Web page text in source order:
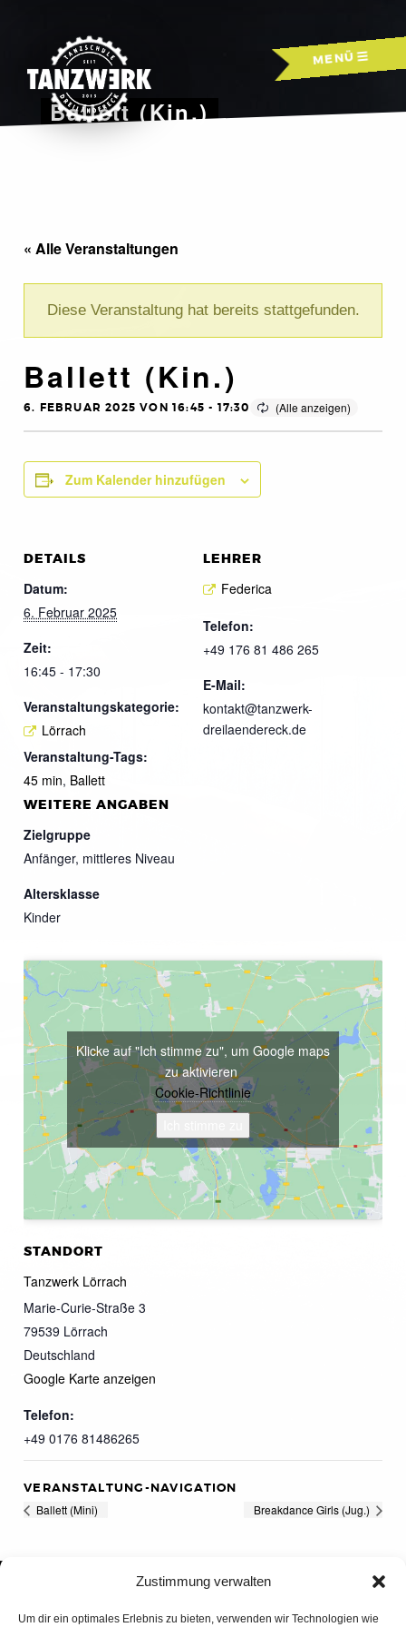
Zustimmung verwalten
Um dir ein optimales Erlebnis zu bieten, verwenden wir Technologien wie
MENÜ
Ballett (Kin.)
« Alle Veranstaltungen
Diese Veranstaltung hat bereits stattgefunden.
Ballett (Kin.)
6. FEBRUAR 2025 VON 16:45 - 17:30
Zum Kalender hinzufügen
DETAILS
Datum:
6. Februar 2025
Zeit:
16:45 - 17:30
Veranstaltungskategorie:
Lörrach
Veranstaltung-Tags:
45 min, Ballett
LEHRER
Federica
Telefon:
+49 176 81 486 265
E-Mail:
kontakt@tanzwerk-
dreilaendereck.de
WEITERE ANGABEN
Zielgruppe
Anfänger, mittleres Niveau
Altersklasse
Kinder
STANDORT
Tanzwerk Lörrach
Marie-Curie-Straße 3
79539 Lörrach
Deutschland
Google Karte anzeigen
Telefon:
+49 0176 81486265
Klicke auf "Ich stimme zu", um Google maps
zu aktivieren
Cookie-Richtlinie
VERANSTALTUNG-NAVIGATION
Ballett (Mini) Breakdance Girls (Jug.)